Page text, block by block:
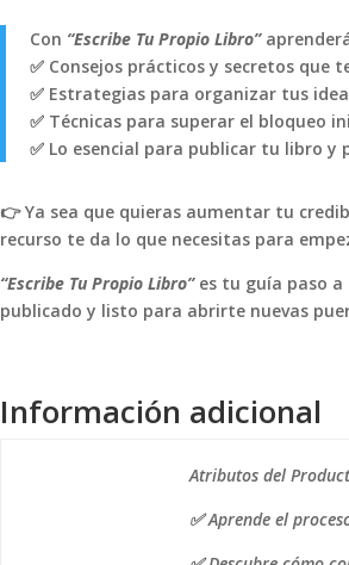
Con “Escribe Tu Propio Libro”
✅ Consejos prácticos y secretos que
✅ Estrategias para organizar tus
✅ Técnicas para superar el bloqueo
✅ Lo esencial para publicar tu libro y
👉 Ya sea que quieras aumentar tu
recurso te da lo que necesitas para
“Escribe Tu Propio Libro”es tu guía paso a
publicado y listo para abrirte nuevas
Información adicional
Atributos del
✅ Aprende el